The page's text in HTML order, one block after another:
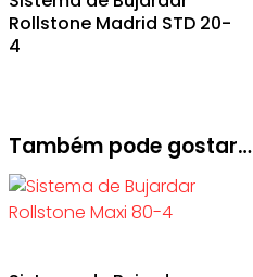
Rollstone Madrid STD 20-
4
Também pode gostar…